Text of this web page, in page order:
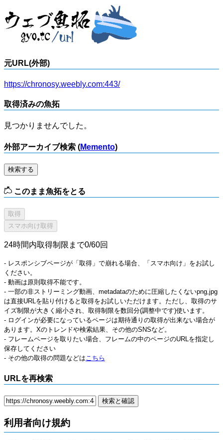
元URL(外部)
https://chronosy.weebly.com:443/
取得済みの魚拓
見つかりませんでした。
外部アーカイブ検索 (Memento)
検索する
このまま魚拓をとる
24時間内取得制限まで0/60回
- レスポンシブページが「取得」で崩れる場合、「スマホ向け」をお試し
ください。
- 動画は原則取得不能です。
- 一部の非ストリーミング動画、metadataのために圧縮したくないpng,jpg
は直接URLを貼り付けると取得をお試しいただけます。ただし、取得のサ
イズ制限が大きく縮小され、取得制限を数回分(調整中です)使います。
- ログインが必要になっているページは期待通りの取得が出来ない場合が
あります。Xのトレンドや検索結果、その他のSNSなど。
- フレームページを取りたい場合、フレームの中のページのURLを指定し
保存してください
- その他の取得の問題などはこちら
URLを再検索
利用者向け規約